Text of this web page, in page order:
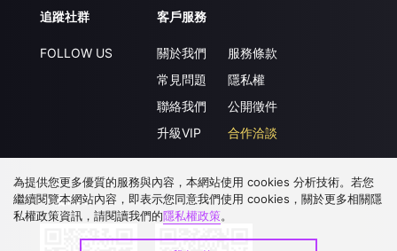
追蹤社群
FOLLOW US
客戶服務
關於我們
常見問題
聯絡我們
升級VIP
服務條款
隱私權
公開徵件
合作洽談
下載 APP
為提供您更多優質的服務與內容，本網站使用 cookies 分析技術。若您
繼續閱覽本網站內容，即表示您同意我們使用 cookies，關於更多相關隱
私權政策資訊，請閱讀我們的隱私權政策。